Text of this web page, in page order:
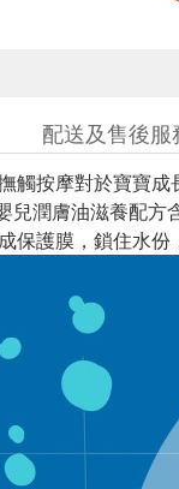
配送及售後服
觸按摩對於寶寶成
兒潤膚油滋養配方
保護膜，鎖住水份